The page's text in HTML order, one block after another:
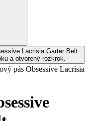
pás Obsessive Lacrisia